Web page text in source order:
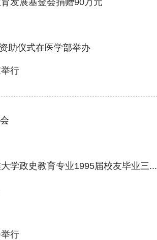
发展基金会捐赠90万元
助仪式在医学部举办
行
学政史教育专业1995届校友毕业三...
行